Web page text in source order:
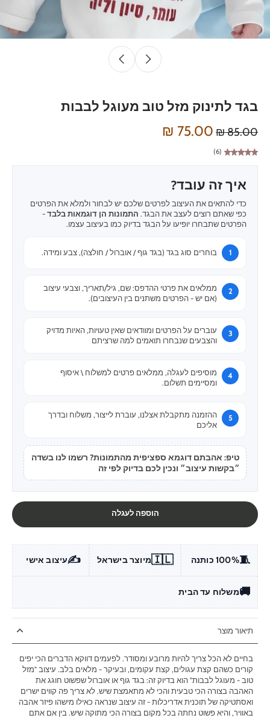
בגד לתינוק מזל טוב מעוגל לבבות
85.00 ₪
75.00 ₪
(6)
איך זה עובד?
כדי להתאים את העיצוב לפרטים שלכם יש לבחור ולמלא את הפרטים
כפי שאתם רוצים לעצב את הבגד. התמונות הן דוגמאות בלבד -
הפרטים שתבחרו יופיעו על הבגד בדיוק כמו בעיצוב עצמו.
בוחרים סוג בגד (בגד גוף / אוברול / חולצה), צבע ומידה.
ממלאים את פרטי ההדפס: שם, גיל/תאריך, וצבעי עיצוב
(אם יש - הפרטים משתנים בין העיצובים).
עוברים על הפרטים ומוודאים שאין טעויות, האיות מדויק
והצבעים שנבחרו תואמים למה שרציתם
מוסיפים לעגלה, ממלאים פרטים למשלוח \ איסוף
ומסיימים תשלום.
ההזמנה מתקבלת אצלנו, עוברת לייצור, משלוח ובדרך
אליכם
טיפ: אהבתם דוגמא ספציפית מהתמונות? רשמו לנו בשדה
״בקשות עיצוב״ ונכין לכם בדיוק לפי זה
הוספה לעגלה
🧵100% כותנה 🇮🇱מיוצר בישראל ✍️עיצוב אישי
🚚משלוח עד הבית
תיאור מוצר
בחיים לא הכל צריך להיות מרובע ומסודר. לפעמים דווקא הדברים הכי יפים
קורים כשהם קצת עגולים, קצת עקומים, ובעיקר - מלאים בלב. עיצוב "מזל
טוב - מעוגל לבבות" הוא בדיוק זה: בגד גוף או אוברול שפשוט חוגג את
האהבה בצורה הכי טבעית והכי לא מתאמצת שיש. לא צריך פה קווים ישרים
ואסתטיקה של תוכנית אדריכלות - זה עיצוב שנראה כאילו מישהו פיזר אהבה
באוויר, והיא פשוט נחתה בכל מקום בצורה הכי מתוקה שיש. בין אם אתם